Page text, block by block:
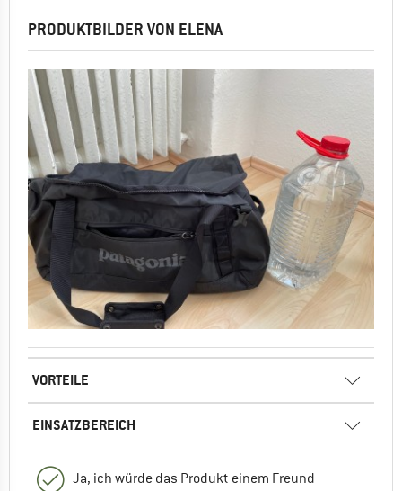
PRODUKTBILDER VON ELENA
VORTEILE
EINSATZBEREICH
Ja, ich würde das Produkt einem Freund